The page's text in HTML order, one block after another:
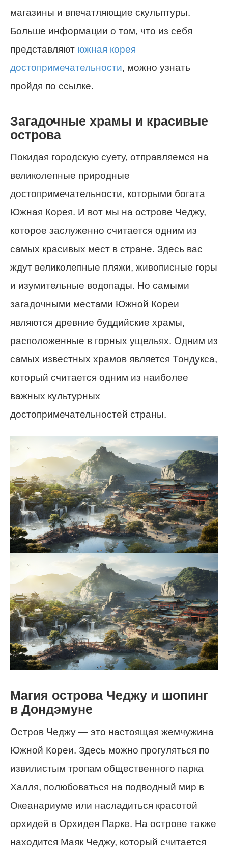
магазины и впечатляющие скульптуры.
Больше информации о том, что из себя
представляют южная корея
достопримечательности, можно узнать
пройдя по ссылке.
Загадочные храмы и красивые
острова
Покидая городскую суету, отправляемся на
великолепные природные
достопримечательности, которыми богата
Южная Корея. И вот мы на острове Чеджу,
которое заслуженно считается одним из
самых красивых мест в стране. Здесь вас
ждут великолепные пляжи, живописные горы
и изумительные водопады. Но самыми
загадочными местами Южной Кореи
являются древние буддийские храмы,
расположенные в горных ущельях. Одним из
самых известных храмов является Тондукса,
который считается одним из наиболее
важных культурных
достопримечательностей страны.
Магия острова Чеджу и шопинг
в Дондэмуне
Остров Чеджу — это настоящая жемчужина
Южной Кореи. Здесь можно прогуляться по
извилистым тропам общественного парка
Халля, полюбоваться на подводный мир в
Океанариуме или насладиться красотой
орхидей в Орхидея Парке. На острове также
находится Маяк Чеджу, который считается